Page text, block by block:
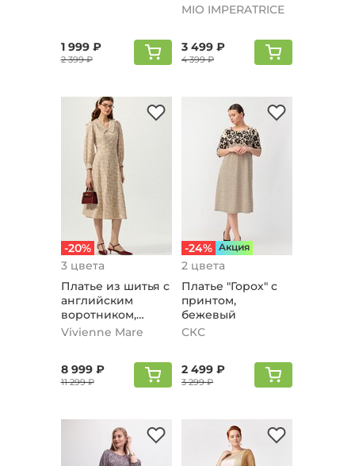
1 999 ₽
2 399 ₽
MIO IMPERATRICE
3 499 ₽
4 399 ₽
-20%
3 цвета
Платье из шитья с
английским
воротником,
бежевый
Vivienne Mare
8 999 ₽
11 299 ₽
-24% Aкция
2 цвета
Платье "Горох" с
принтом,
бежевый
СКС
2 499 ₽
3 299 ₽